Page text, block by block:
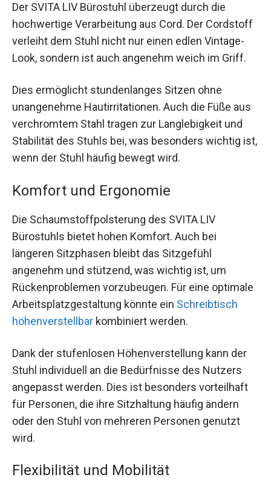
Der SVITA LIV Bürostuhl überzeugt durch die
hochwertige Verarbeitung aus Cord. Der Cordstoff
verleiht dem Stuhl nicht nur einen edlen Vintage-
Look, sondern ist auch angenehm weich im Griff.
Dies ermöglicht stundenlanges Sitzen ohne
unangenehme Hautirritationen. Auch die Füße aus
verchromtem Stahl tragen zur Langlebigkeit und
Stabilität des Stuhls bei, was besonders wichtig ist,
wenn der Stuhl häufig bewegt wird.
Komfort und Ergonomie
Die Schaumstoffpolsterung des SVITA LIV
Bürostuhls bietet hohen Komfort. Auch bei
längeren Sitzphasen bleibt das Sitzgefühl
angenehm und stützend, was wichtig ist, um
Rückenproblemen vorzubeugen. Für eine optimale
Arbeitsplatzgestaltung könnte ein Schreibtisch
höhenverstellbar kombiniert werden.
Dank der stufenlosen Höhenverstellung kann der
Stuhl individuell an die Bedürfnisse des Nutzers
angepasst werden. Dies ist besonders vorteilhaft
für Personen, die ihre Sitzhaltung häufig ändern
oder den Stuhl von mehreren Personen genutzt
wird.
Flexibilität und Mobilität